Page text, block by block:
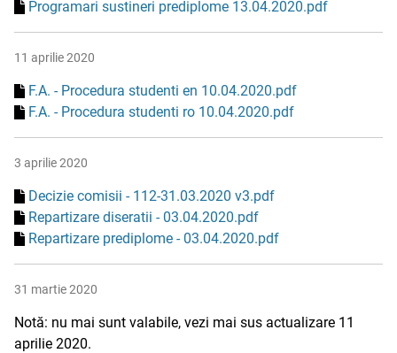
Programari sustineri prediplome 13.04.2020.pdf
11 aprilie 2020
F.A. - Procedura studenti en 10.04.2020.pdf
F.A. - Procedura studenti ro 10.04.2020.pdf
3 aprilie 2020
Decizie comisii - 112-31.03.2020 v3.pdf
Repartizare diseratii - 03.04.2020.pdf
Repartizare prediplome - 03.04.2020.pdf
31 martie 2020
Notă: nu mai sunt valabile, vezi mai sus actualizare 11
aprilie 2020.